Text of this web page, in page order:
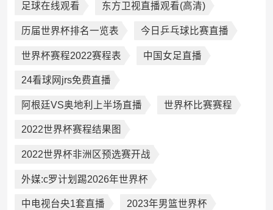
足球在线观看 东方卫视直播观看(高清)
历届世界杯排名一览表 今日乒乓球比赛直播
世界杯赛程2022赛程表 中国女足直播
24看球网jrs免费直播
阿根廷VS奥地利上半场直播 世界杯比赛赛程
2022世界杯赛程结果图
2022世界杯非洲区预选赛开战
外媒:c罗计划踢2026年世界杯
中电视台央1套直播 2023年男篮世界杯